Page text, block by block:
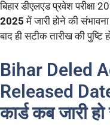
बिहार डीएलएड प्रवेश परीक्षा
2025 में जारी होने की
बाद ही सटीक तारीख की पुष्टि
Bihar Deled
Released
कार्ड कब जारी